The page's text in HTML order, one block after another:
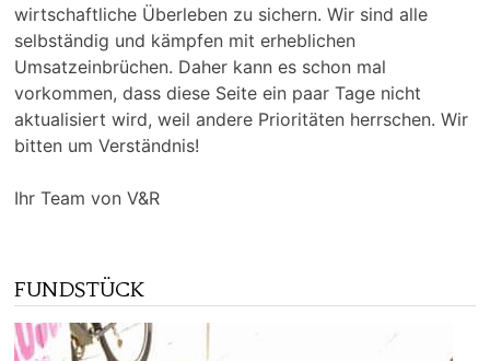
wirtschaftliche Überleben zu sichern. Wir sind alle
selbständig und kämpfen mit erheblichen
Umsatzeinbrüchen. Daher kann es schon mal
vorkommen, dass diese Seite ein paar Tage nicht
aktualisiert wird, weil andere Prioritäten herrschen. Wir
bitten um Verständnis!
Ihr Team von V&R
FUNDSTÜCK